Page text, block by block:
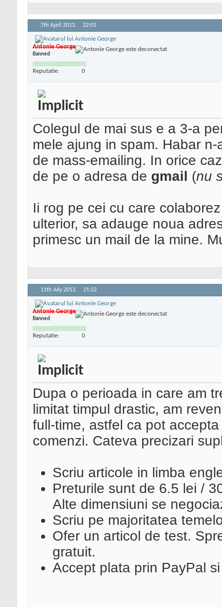
7th April 2013, 22:03
Antonie George
Banned
Reputatie: 0
Colegul de mai sus e a 3-a
mele ajung in spam. Habar
de mass-emailing. In orice
de pe o adresa de gmail (nu
Ii rog pe cei cu care
ulterior, sa adauge noua
primesc un mail de la mine.
11th July 2013, 21:22
Antonie George
Banned
Reputatie: 0
Dupa o perioada in care am
limitat timpul drastic, am
full-time, astfel ca pot
comenzi. Cateva precizari
Scriu articole in limba
Preturile sunt de 6.5 lei /
Alte dimensiuni se
Scriu pe majoritatea
Ofer un articol de test.
gratuit.
Accept plata prin PayPal